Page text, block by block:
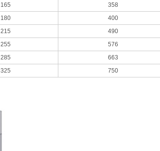
165
358
180
400
215
490
255
576
285
663
325 750